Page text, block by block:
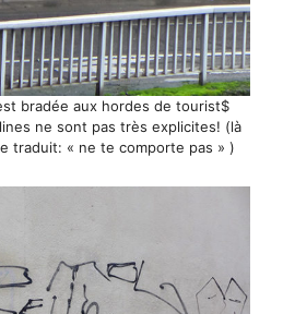
bradée aux hordes de tourist$
ne sont pas très explicites! (là
traduit: « ne te comporte pas » )